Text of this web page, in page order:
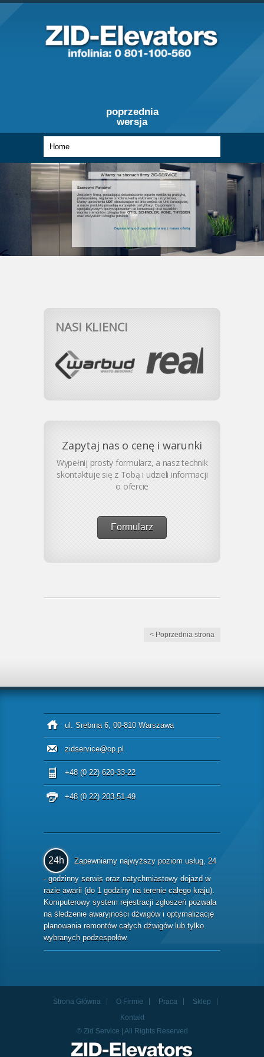
poprzednia
wersja
Witamy na stronach firmy ZID-SERVICE
Szanowni Państwo!
Jesteśmy firmą, posiadającą doświadczenie poparte wieloletnią praktyką,
profesjonalną, regularnie szkoloną kadrą wykonawczą i inżynierską.
Mamy uprawnieniaUDT obowiązujące od dnia wejścia do Unii Europejskiej,
a nasze produkty posiadają europejskie certyfikaty. Dysponujemy
specjalistycznym oprzyrządowaniem do konserwacji oraz wszelkich
napraw i remontów dźwigów firmOTIS, SCHINDLER, KONE, THYSSEN
oraz wszystkich dźwigów polskich.
Zapraszamy od zapoznania się z nasza ofertą
NASI KLIENCI
Zapytaj nas o cenę i warunki
Wypełnij prosty formularz, a nasz technik
skontaktuje się z Tobą i udzieli informacji
o ofercie
Formularz
< Poprzednia strona
ul. Srebrna 6, 00-810 Warszawa
zidservice@op.pl
+48 (0 22) 620-33-22
+48 (0 22) 203-51-49
24h
Zapewniamy najwyższy poziom usług, 24
- godzinny serwis oraz natychmiastowy dojazd w
razie awarii (do 1 godziny na terenie całego kraju).
Komputerowy system rejestracji zgłoszeń pozwala
na śledzenie awaryjności dźwigów i optymalizację
planowania remontów całych dźwigów lub tylko
wybranych podzespołów.
Strona Główna O Firmie Praca
Sklep
Kontakt
© Zid Service | All Rights Reserved